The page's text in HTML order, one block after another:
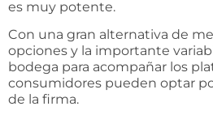
es muy potente.
Con una gran alternativa de
opciones y la importante
bodega para acompañar los
consumidores pueden optar
de la firma.